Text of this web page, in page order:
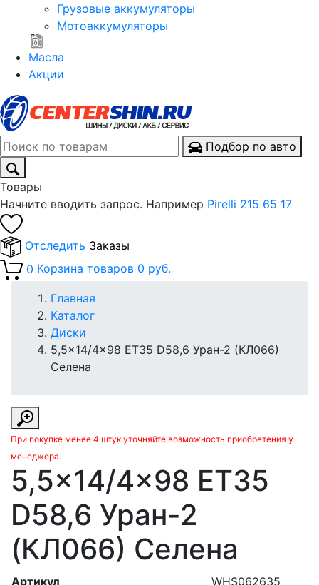
Грузовые аккумуляторы
Мотоаккумуляторы
Масла
Акции
Подбор по авто
Товары
Начните вводить запрос. Например Pirelli 215 65 17
Отследить Заказы
0 Корзина товаров 0 руб.
Главная
Каталог
Диски
5,5x14/4x98 ET35 D58,6 Уран-2 (КЛ066)
Селена
При покупке менее 4 штук уточняйте возможность приобретения у
менеджера.
5,5x14/4x98 ET35
D58,6 Уран-2
(КЛ066) Селена
Артикул WHS062635